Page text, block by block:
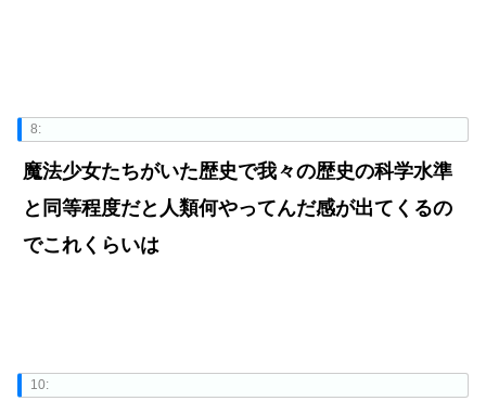
8:
魔法少女たちがいた歴史で我々の歴史の科学水準
と同等程度だと人類何やってんだ感が出てくるの
でこれくらいは
10: